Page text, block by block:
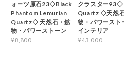
ォーツ原石23◇Black
Phantom Lemurian
Quartz◇ 天然石・鉱
物・パワーストーン
¥8,800
クラスター93◇
Quartz ◇天然
物・パワースト
インテリア
¥43,000